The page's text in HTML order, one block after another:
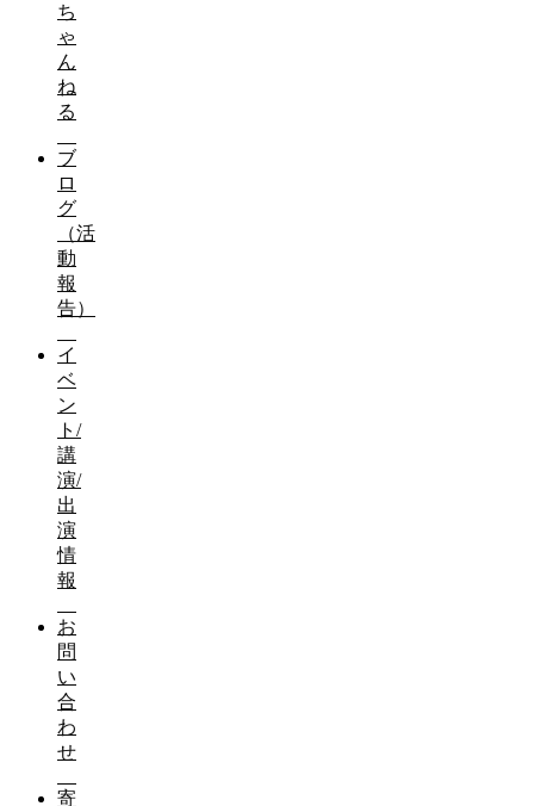
ち
ゃ
ん
ね
る
ブ
ロ
グ
（活
動
報
告）
イ
ベ
ン
ト/
講
演/
出
演
情
報
お
問
い
合
わ
せ
寄